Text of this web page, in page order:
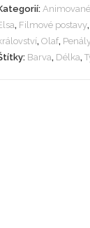
, Filmové postavy,
,Olaf,
Barva, Délka,